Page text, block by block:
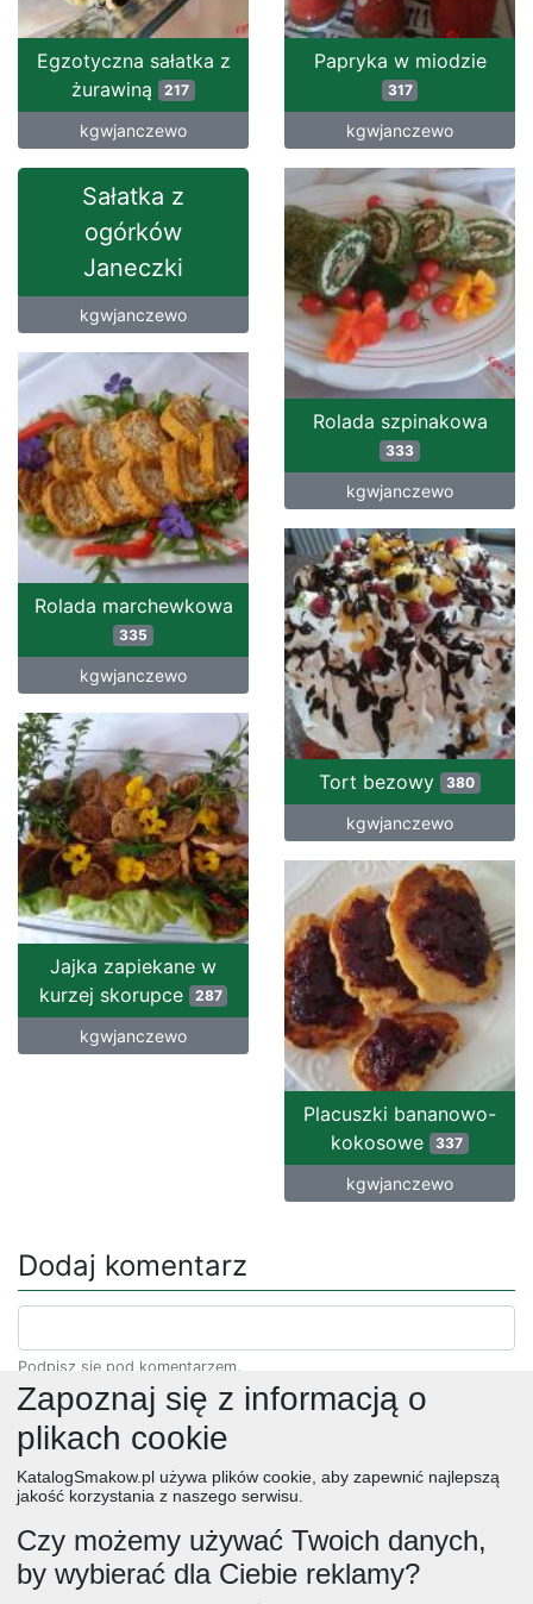
Egzotyczna sałatka z
żurawiną 217
kgwjanczewo
Papryka w miodzie
317
kgwjanczewo
Sałatka z
ogórków
Janeczki
kgwjanczewo
Rolada szpinakowa
333
kgwjanczewo
Rolada marchewkowa
335
kgwjanczewo
Tort bezowy 380
kgwjanczewo
Jajka zapiekane w
kurzej skorupce
287
kgwjanczewo
Placuszki bananowo-
kokosowe 337
kgwjanczewo
Dodaj komentarz
Podpisz się pod komentarzem.
desery
Zapoznaj się z informacją o
plikach cookie
KatalogSmakow.pl używa plików cookie, aby zapewnić najlepszą
jakość korzystania z naszego serwisu.
Czy możemy używać Twoich danych,
by wybierać dla Ciebie reklamy?